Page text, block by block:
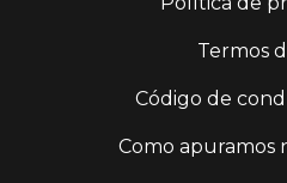
Termos
Código de
Como apuramos